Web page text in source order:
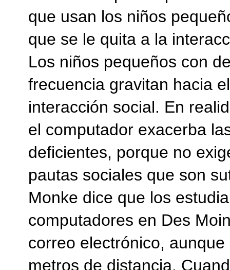
que usan los niños
que se le quita a la
Los niños pequeños con
frecuencia gravitan hacia
interacción social. En
el computador exacerba
deficientes, porque no
pautas sociales que son
Monke dice que los
computadores en Des
correo electrónico,
metros de distancia.